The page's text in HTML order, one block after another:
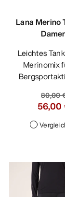
Lana Merino
Leichtes Tanktop aus
Merinomix
80,00
56,00